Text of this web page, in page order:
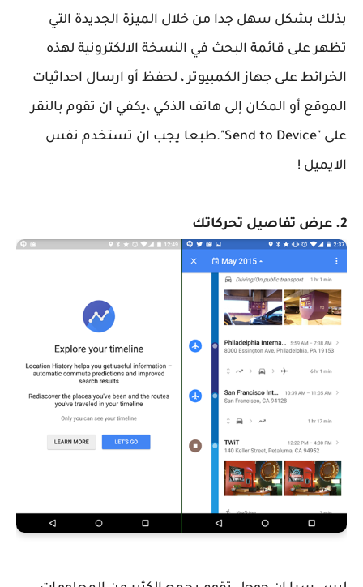
بذلك بشكل سهل جدا من خلال الميزة الجديدة التي
تظهر على قائمة البحث في النسخة الالكترونية لهذه
الخرائط على جهاز الكمبيوتر ، لحفظ أو ارسال احداثيات
الموقع أو المكان إلى هاتف الذكي ،يكفي ان تقوم بالنقر
على "Send to Device".طبعا يجب ان تستخدم نفس
الايميل !
2. عرض تفاصيل تحركاتك